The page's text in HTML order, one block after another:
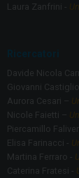
Laura Zanfrini -
Davide Nicola
Giovanni
Aurora Cesari –
Nicole Faietti –
Piercamillo
Elisa Farinacci -
Martina Ferraro -
Caterina Fratesi -